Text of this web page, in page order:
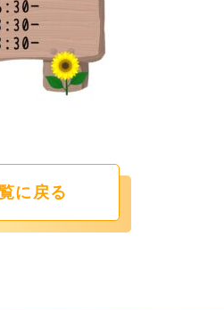
に戻る